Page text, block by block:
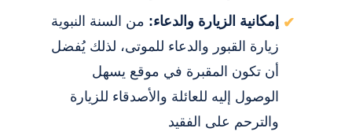
إمكانية الزيارة والدعاء: من السنة النبوية
زيارة القبور والدعاء للموتى، لذلك يُفضل
أن تكون المقبرة في موقع يسهل
الوصول إليه للعائلة والأصدقاء للزيارة
والترحم على الفقيد